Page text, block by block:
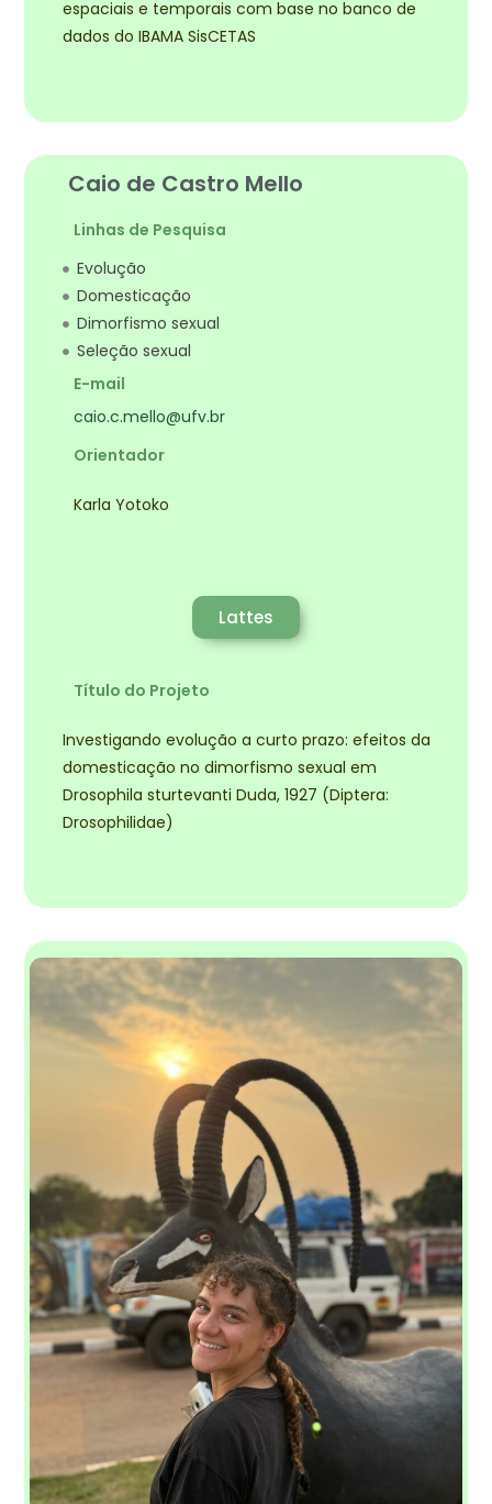
espaciais e temporais com base no banco de
dados do IBAMA SisCETAS
Caio de Castro Mello
Linhas de Pesquisa
Evolução
Domesticação
Dimorfismo sexual
Seleção sexual
E-mail
caio.c.mello@ufv.br
Orientador
Karla Yotoko
Lattes
Título do Projeto
Investigando evolução a curto prazo: efeitos da
domesticação no dimorfismo sexual em
Drosophila sturtevanti Duda, 1927 (Diptera:
Drosophilidae)